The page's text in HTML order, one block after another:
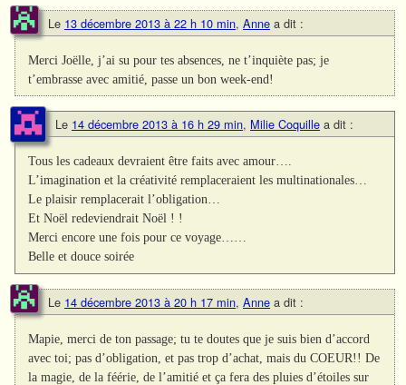
Le 13 décembre 2013 à 22 h 10 min, Anne a dit :
Merci Joëlle, j’ai su pour tes absences, ne t’inquiète pas; je
t’embrasse avec amitié, passe un bon week-end!
Le 14 décembre 2013 à 16 h 29 min, Milie Coquille a dit :
Tous les cadeaux devraient être faits avec amour….
L’imagination et la créativité remplaceraient les multinationales…
Le plaisir remplacerait l’obligation…
Et Noël redeviendrait Noël ! !
Merci encore une fois pour ce voyage……
Belle et douce soirée
Le 14 décembre 2013 à 20 h 17 min, Anne a dit :
Mapie, merci de ton passage; tu te doutes que je suis bien d’accord
avec toi; pas d’obligation, et pas trop d’achat, mais du COEUR!! De
la magie, de la féérie, de l’amitié et ça fera des pluies d’étoiles sur